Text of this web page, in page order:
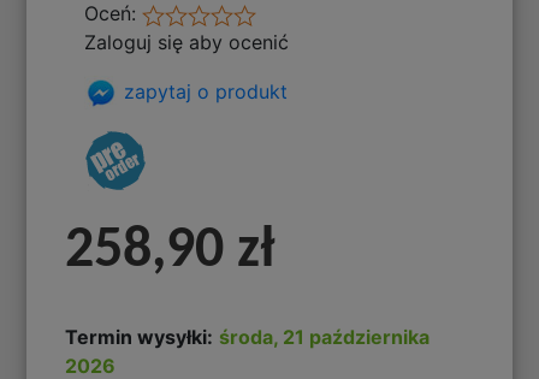
Oceń:
Zaloguj się aby ocenić
zapytaj o produkt
258,90 zł
Termin wysyłki: środa, 21 października
2026